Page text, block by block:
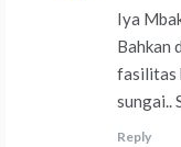
Iya
Bahkan
fasilitas
sungai..
Reply